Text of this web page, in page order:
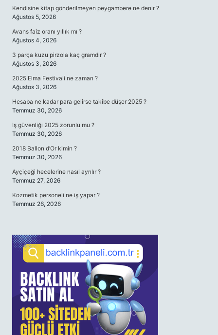
Kendisine kitap gönderilmeyen peygambere ne denir ?
Ağustos 5, 2026
Avans faiz oranı yıllık mı ?
Ağustos 4, 2026
3 parça kuzu pirzola kaç gramdır ?
Ağustos 3, 2026
2025 Elma Festivali ne zaman ?
Ağustos 3, 2026
Hesaba ne kadar para gelirse takibe düşer 2025 ?
Temmuz 30, 2026
İş güvenliği 2025 zorunlu mu ?
Temmuz 30, 2026
2018 Ballon d’Or kimin ?
Temmuz 30, 2026
Ayçiçeği hecelerine nasıl ayrılır ?
Temmuz 27, 2026
Kozmetik personeli ne iş yapar ?
Temmuz 26, 2026